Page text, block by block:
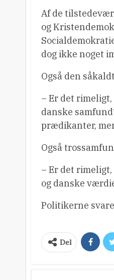
Af de
og
dog ikke noget
Også den
– Er det
danske
prædikanter,
Også
– Er det
og danske
Politikerne
Del